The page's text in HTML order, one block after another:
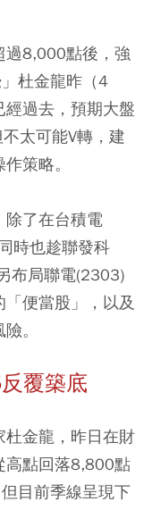
過8,000點後，強
杜金龍昨（4
過去，預期大盤
太可能V轉，建
策略。
除了在台積電
時也趁聯發科
布局聯電(2303)
便當股」，以及
。
覆築底
金龍，昨日在財
高點回落8,800點
目前季線呈現下